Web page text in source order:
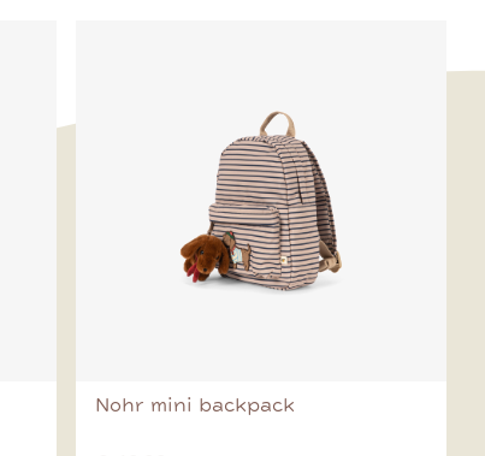
Nohr mini backpack